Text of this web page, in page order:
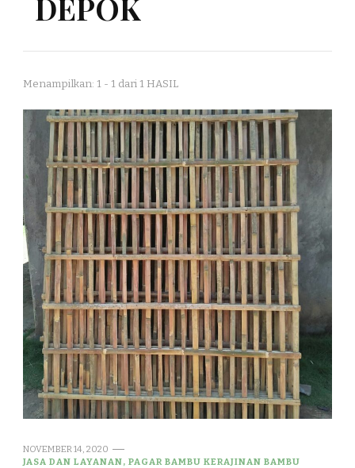
Menampilkan: 1 - 1 dari 1 HASIL
NOVEMBER 14, 2020
JASA DAN LAYANAN, PAGAR BAMBU KERAJINAN BAMBU